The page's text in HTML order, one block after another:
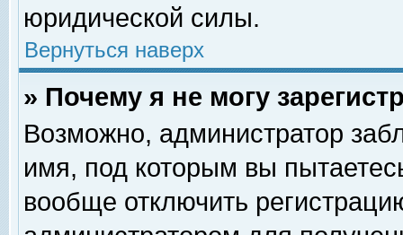
юридической силы.
Вернуться наверх
» Почему я не могу
Возможно, администратор
имя, под которым вы
вообще отключить